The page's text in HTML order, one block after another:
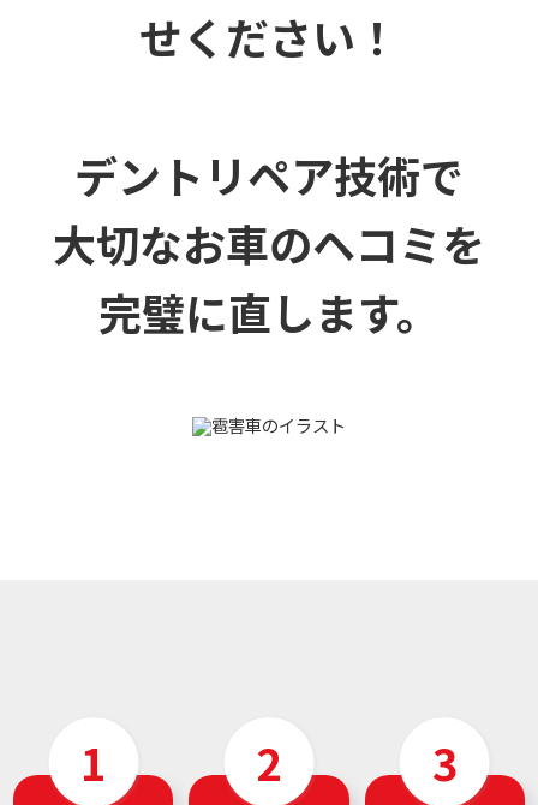
せください！
デントリペア技術で
大切なお車のヘコミを
完璧に直します。